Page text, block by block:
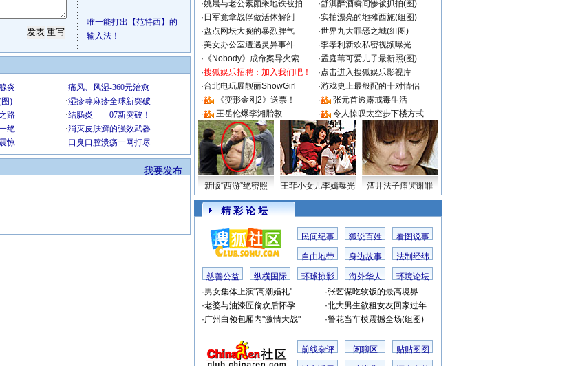
唯一能打出【范特西】的
输入法！
我要发布
·姚晨与老公素颜乘地铁被拍 ·舒淇醉酒瞬间惨被抓拍(图)
· 日军竟拿战俘做活体解剖 ·实拍漂亮的地摊西施(组图)
·盘点网坛大腕的暴烈脾气 ·世界九大罪恶之城(组图)
·美女办公室遭遇灵异事件 ·李孝利新欢私密视频曝光
· 《Nobody》成命案导火索 ·孟庭苇可爱儿子最新照(图)
·搜狐娱乐招聘：加入我们吧！ ·点击进入搜狐娱乐影视库
·台北电玩展靓丽ShowGirl ·游戏史上最般配的十对情侣
·
《变形金刚2》送票！ ·
张元首透露戒毒生活
·
王岳伦爆李湘胎教 · 令人惊叹太空步下楼方式
新版“西游”绝密照 王菲小女儿李嫣曝光 酒井法子痛哭谢罪
精 彩 论 坛
民间纪事 狐说百姓 看图说事
自由地带 身边故事 法制经纬
慈善公益 纵横国际 环球掠影 海外华人
环境论坛
·男女集体上演"高潮婚礼" ·张艺谋吃软饭的最高境界
·老婆与油漆匠偷欢后怀孕 ·北大男生欲租女友回家过年
·广州白领包厢内"激情大战" ·警花当车模震撼全场(组图)
前线杂评 闲聊区 贴贴图图